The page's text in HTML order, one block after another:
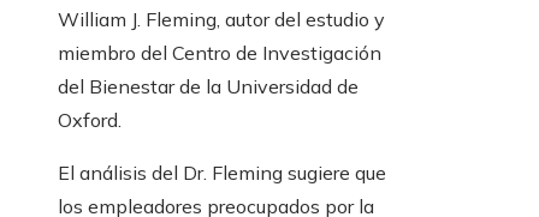
William J. Fleming, autor del estudio y
miembro del Centro de Investigación
del Bienestar de la Universidad de
Oxford.
El análisis del Dr. Fleming sugiere que
los empleadores preocupados por la